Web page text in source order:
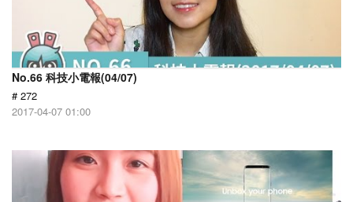
No.66 科技小電報(04/07)
# 272
2017-04-07 01:00